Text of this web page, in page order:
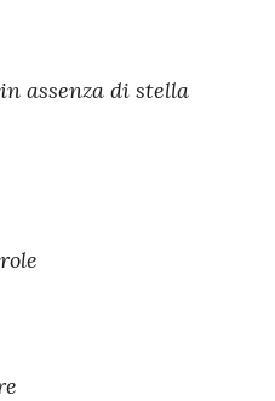
assenza di stella